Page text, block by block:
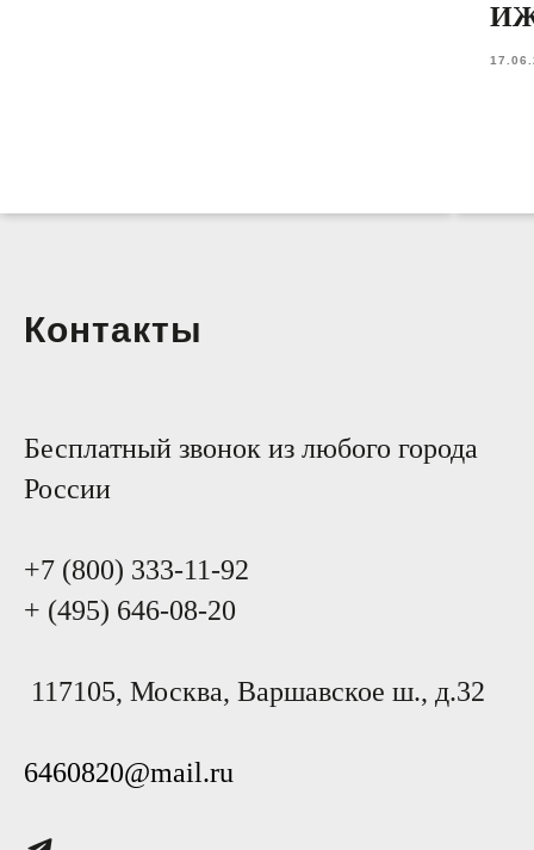
Контакты
Бесплатный звонок из любого города
России
+7 (800) 333-11-92
+ (495) 646-08-20
117105, Москва, Варшавское ш., д.32
6460820@mail.ru